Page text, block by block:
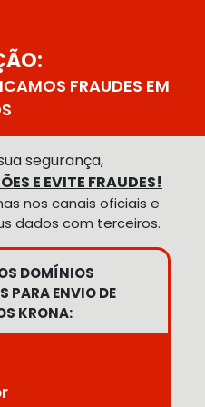
FRAUDES EM
segurança,
E EVITE FRAUDES!
nos canais oficiais e
dados com terceiros.
DOMÍNIOS
PARA ENVIO DE
KRONA: